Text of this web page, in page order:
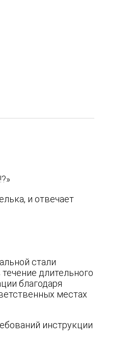
и отвечает
стали
длительного
благодаря
местах
инструкции